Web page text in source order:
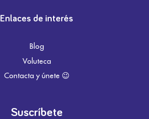
Enlaces de interés
Blog
Voluteca
Contacta y únete 😉
Suscríbete